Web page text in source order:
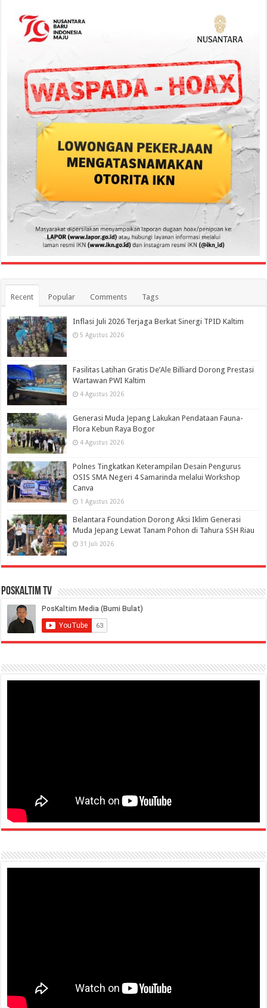
Recent Popular Comments Tags
Inflasi Juli 2026 Terjaga Berkat Sinergi TPID Kaltim
5 Agustus 2026
Fasilitas Latihan Gratis De’Ale Billiard Dorong Prestasi
Wartawan PWI Kaltim
4 Agustus 2026
Generasi Muda Jepang Lakukan Pendataan Fauna-
Flora Kebun Raya Bogor
4 Agustus 2026
Polnes Tingkatkan Keterampilan Desain Pengurus
OSIS SMA Negeri 4 Samarinda melalui Workshop
Canva
1 Agustus 2026
Belantara Foundation Dorong Aksi Iklim Generasi
Muda Jepang Lewat Tanam Pohon di Tahura SSH Riau
31 Juli 2026
PosKaltim TV